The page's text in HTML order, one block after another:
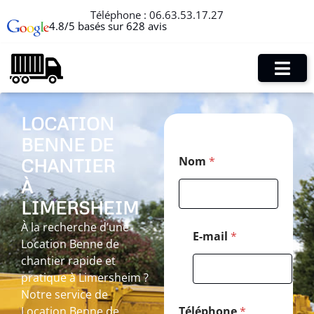
Téléphone : 06.63.53.17.27
4.8/5 basés sur 628 avis
LOCATION
BENNE DE
CHANTIER
À
LIMERSHEIM
À la recherche d’une
Location Benne de
chantier rapide et
pratique à Limersheim ?
Notre service de
M
e
s
a
Nom *
E-mail *